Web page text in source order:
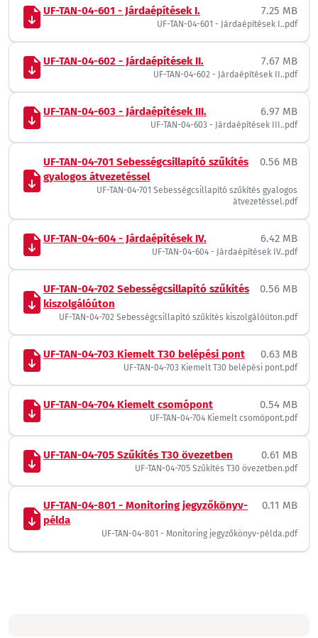
UF-TAN-04-601 - Járdaépítések I. 7.25 MB
UF-TAN-04-601 - Járdaépítések I..pdf
UF-TAN-04-602 - Járdaépítések II. 7.67 MB
UF-TAN-04-602 - Járdaépítések II..pdf
UF-TAN-04-603 - Járdaépítések III. 6.97 MB
UF-TAN-04-603 - Járdaépítések III..pdf
UF-TAN-04-701 Sebességcsillapító szűkítés
gyalogos átvezetéssel
0.56 MB
UF-TAN-04-701 Sebességcsillapító szűkítés gyalogos
átvezetéssel.pdf
UF-TAN-04-604 - Járdaépítések IV. 6.42 MB
UF-TAN-04-604 - Járdaépítések IV..pdf
UF-TAN-04-702 Sebességcsillapító szűkítés
kiszolgálóúton
0.56 MB
UF-TAN-04-702 Sebességcsillapító szűkítés kiszolgálóúton.pdf
UF-TAN-04-703 Kiemelt T30 belépési pont 0.63 MB
UF-TAN-04-703 Kiemelt T30 belépési pont.pdf
UF-TAN-04-704 Kiemelt csomópont 0.54 MB
UF-TAN-04-704 Kiemelt csomópont.pdf
UF-TAN-04-705 Szűkítés T30 övezetben 0.61 MB
UF-TAN-04-705 Szűkítés T30 övezetben.pdf
UF-TAN-04-801 - Monitoring jegyzőkönyv-
példa
0.11 MB
UF-TAN-04-801 - Monitoring jegyzőkönyv-példa.pdf